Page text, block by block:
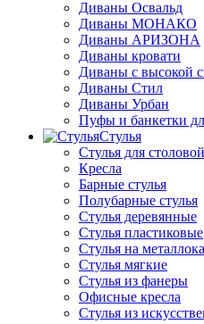
Диваны Освальд
Диваны МОНАКО
Диваны АРИЗОНА
Диваны кровати
Диваны с высокой
Диваны Стил
Диваны Урбан
Пуфы и банкетки
Стулья
Стулья для
Кресла
Барные стулья
Полубарные стулья
Стулья деревянные
Стулья пластиковые
Стулья на
Стулья мягкие
Стулья из фанеры
Офисные кресла
Стулья из